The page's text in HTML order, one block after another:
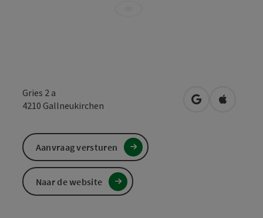
Gries 2 a
4210 Gallneukirchen Openen inOpenen
Aanvraag versturen
Naar de website